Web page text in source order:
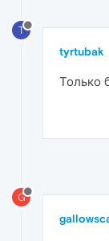
T
tyrtubak
Только
G